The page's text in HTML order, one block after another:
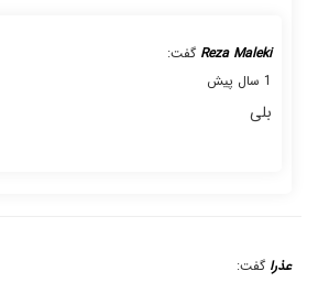
Reza Maleki گفت:
1 سال پیش
بلی
عذرا گفت: